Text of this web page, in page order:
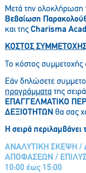
Μετά την ολοκλήρωση
Βεβαίωση
και της Charisma
ΚΟΣΤΟΣ
Το κόστος συμμετοχής
Εάν δηλώσετε
προγράμματα της
ΕΠΑΓΓΕΛΜΑΤΙΚΟ
ΔΕΞΙΟΤΗΤΩΝ θα σας
Η σειρά περιλαμβάνει
ΑΝΑΛΥΤΙΚΗ ΣΚΕΨΗ /
ΑΠΟΦΑΣΕΩΝ /
10:00 έως 15:00